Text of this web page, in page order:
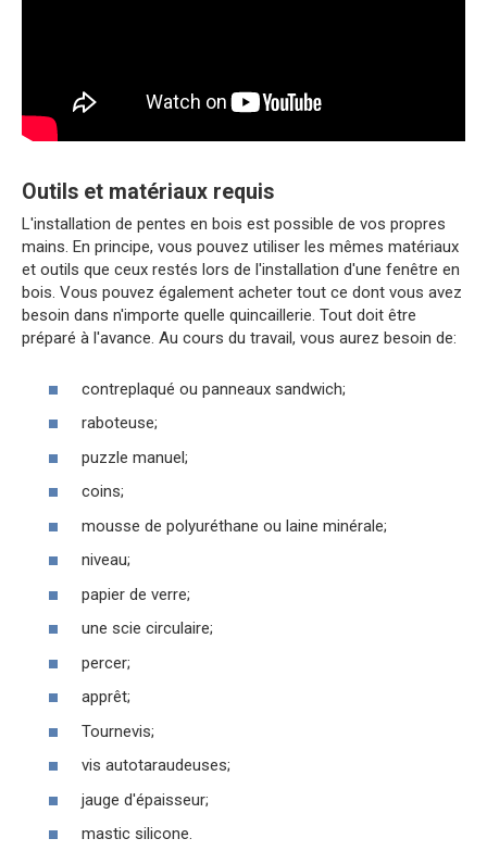
Outils et matériaux requis
L'installation de pentes en bois est possible de vos propres
mains. En principe, vous pouvez utiliser les mêmes matériaux
et outils que ceux restés lors de l'installation d'une fenêtre en
bois. Vous pouvez également acheter tout ce dont vous avez
besoin dans n'importe quelle quincaillerie. Tout doit être
préparé à l'avance. Au cours du travail, vous aurez besoin de:
contreplaqué ou panneaux sandwich;
raboteuse;
puzzle manuel;
coins;
mousse de polyuréthane ou laine minérale;
niveau;
papier de verre;
une scie circulaire;
percer;
apprêt;
Tournevis;
vis autotaraudeuses;
jauge d'épaisseur;
mastic silicone.